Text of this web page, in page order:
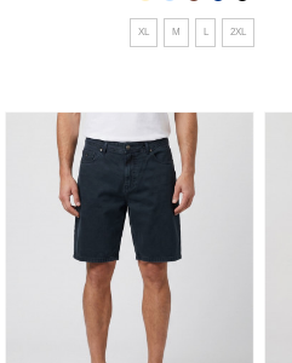
2XL
L
M
XL